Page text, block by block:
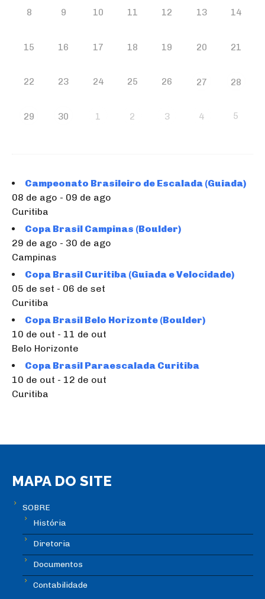
8 9 10 11 12 13 14
15 16 17 18 19 20 21
22 23 24 25 26 27 28
29 30 1 2 3 4 5
Campeonato Brasileiro de Escalada (Guiada)
08 de ago - 09 de ago
Curitiba
Copa Brasil Campinas (Boulder)
29 de ago - 30 de ago
Campinas
Copa Brasil Curitiba (Guiada e Velocidade)
05 de set - 06 de set
Curitiba
Copa Brasil Belo Horizonte (Boulder)
10 de out - 11 de out
Belo Horizonte
Copa Brasil Paraescalada Curitiba
10 de out - 12 de out
Curitiba
MAPA DO SITE
SOBRE
História
Diretoria
Documentos
Contabilidade